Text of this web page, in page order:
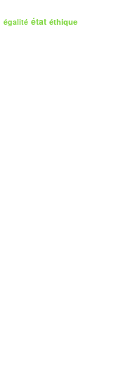
égalité état éthique